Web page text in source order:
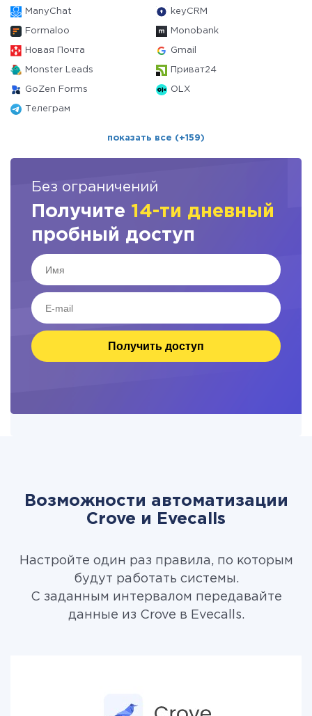
ManyChat keyCRM
Formaloo Monobank
Новая Почта Gmail
Monster Leads Приват24
GoZen Forms OLX
Телеграм
показать все (+159)
Без ограничений
Получите 14-ти дневный
пробный доступ
Получить доступ
Возможности автоматизации
Crove и Evecalls
Настройте один раз правила, по которым
будут работать системы.
С заданным интервалом передавайте
данные из Crove в Evecalls.